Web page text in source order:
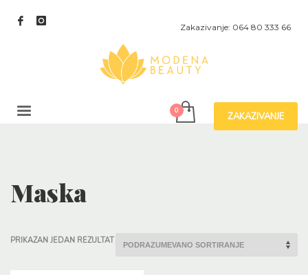
Zakazivanje: 064 80 333 66
ZAKAZIVANJE
Maska
PRIKAZAN JEDAN REZULTAT